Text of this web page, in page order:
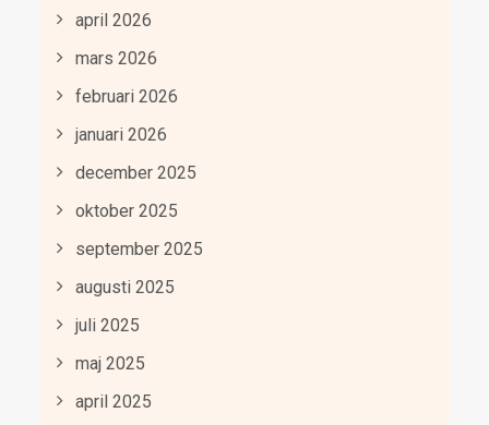
april 2026
mars 2026
februari 2026
januari 2026
december 2025
oktober 2025
september 2025
augusti 2025
juli 2025
maj 2025
april 2025